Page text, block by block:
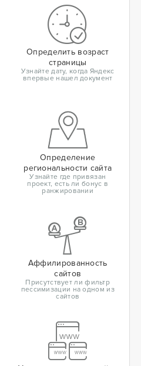
Определить возраст
страницы
Узнайте дату, когда Яндекс
впервые нашел документ
Определение
региональности сайта
Узнайте где привязан
проект, есть ли бонус в
ранжировании
Аффилированность
сайтов
Присутствует ли фильтр
пессимизации на одном из
сайтов